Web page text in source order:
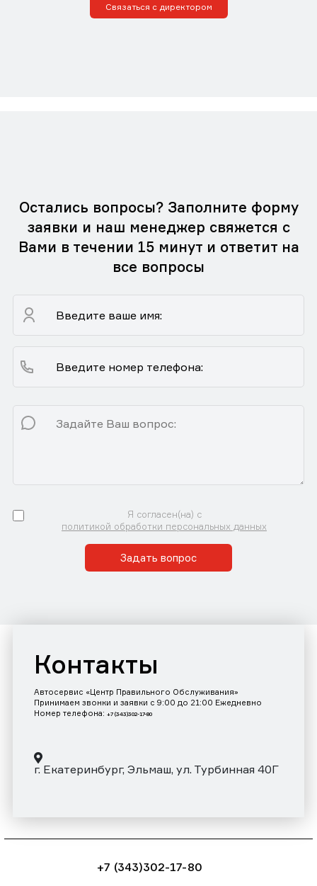
Связаться с директором
Остались вопросы? Заполните форму
заявки и наш менеджер свяжется с
Вами в течении 15 минут и ответит на
все вопросы
Я согласен(на) с
политикой обработки персональных данных
Задать вопрос
Контакты
Автосервис «Центр Правильного Обслуживания»
Принимаем звонки и заявки с 9:00 до 21:00 Ежедневно
Номер телефона: +7 (343)302-17-80
г. Екатеринбург, Эльмаш, ул. Турбинная 40Г
+7 (343)302-17-80